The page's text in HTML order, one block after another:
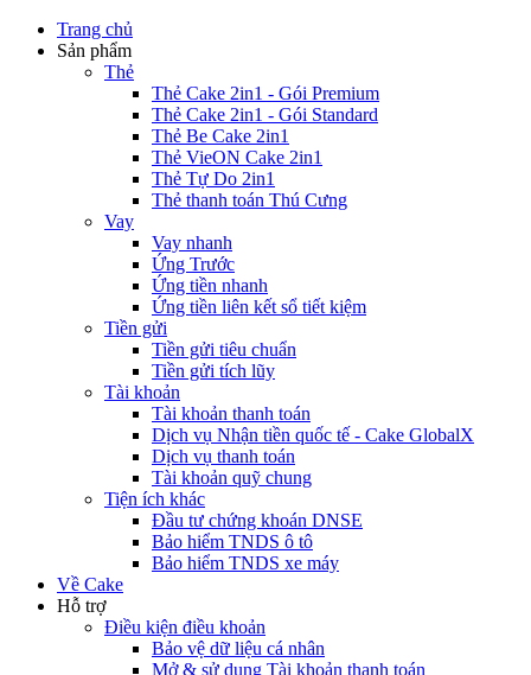
Trang chủ
Sản phẩm
Thẻ
Thẻ Cake 2in1 - Gói Premium
Thẻ Cake 2in1 - Gói Standard
Thẻ Be Cake 2in1
Thẻ VieON Cake 2in1
Thẻ Tự Do 2in1
Thẻ thanh toán Thú Cưng
Vay
Vay nhanh
Ứng Trước
Ứng tiền nhanh
Ứng tiền liên kết sổ tiết kiệm
Tiền gửi
Tiền gửi tiêu chuẩn
Tiền gửi tích lũy
Tài khoản
Tài khoản thanh toán
Dịch vụ Nhận tiền quốc tế - Cake GlobalX
Dịch vụ thanh toán
Tài khoản quỹ chung
Tiện ích khác
Đầu tư chứng khoán DNSE
Bảo hiểm TNDS ô tô
Bảo hiểm TNDS xe máy
Về Cake
Hỗ trợ
Điều kiện điều khoản
Bảo vệ dữ liệu cá nhân
Mở & sử dụng Tài khoản thanh toán